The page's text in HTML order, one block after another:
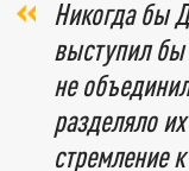
Никогда бы
выступил
не
разделяло
стремление